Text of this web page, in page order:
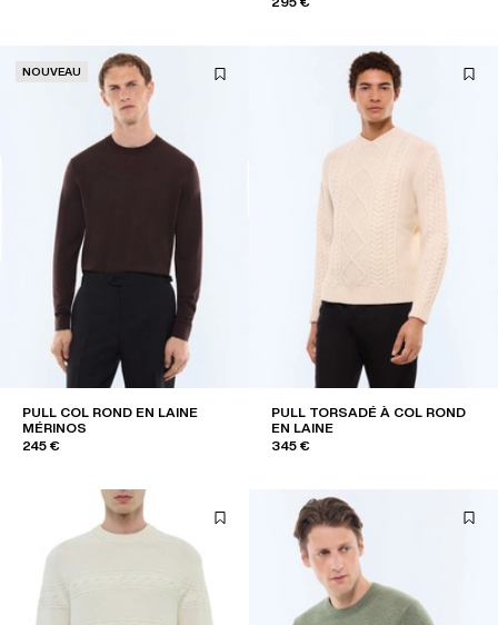
NOUVEAU
PULL COL ROND EN LAINE
MÉRINOS
245 €
PULL TORSADÉ À COL ROND
EN LAINE
345 €